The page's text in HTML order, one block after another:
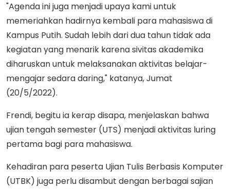
"Agenda ini juga menjadi upaya kami untuk
memeriahkan hadirnya kembali para mahasiswa di
Kampus Putih. Sudah lebih dari dua tahun tidak ada
kegiatan yang menarik karena sivitas akademika
diharuskan untuk melaksanakan aktivitas belajar-
mengajar sedara daring," katanya, Jumat
(20/5/2022).
Frendi, begitu ia kerap disapa, menjelaskan bahwa
ujian tengah semester (UTS) menjadi aktivitas luring
pertama bagi para mahasiswa.
Kehadiran para peserta Ujian Tulis Berbasis Komputer
(UTBK) juga perlu disambut dengan berbagai sajian